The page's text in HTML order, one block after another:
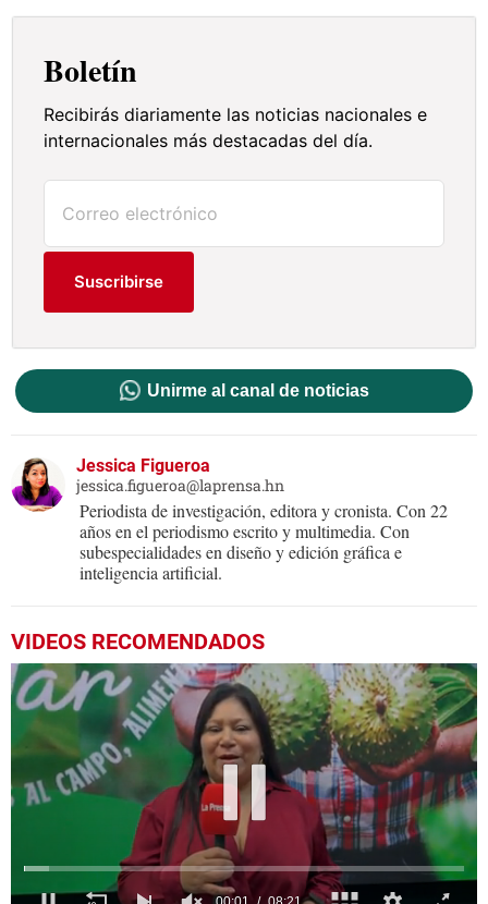
Boletín
Recibirás diariamente las noticias nacionales e
internacionales más destacadas del día.
Suscribirse
Unirme al canal de noticias
Jessica Figueroa
jessica.figueroa@laprensa.hn
Periodista de investigación, editora y cronista. Con 22
años en el periodismo escrito y multimedia. Con
subespecialidades en diseño y edición gráfica e
inteligencia artificial.
VIDEOS RECOMENDADOS